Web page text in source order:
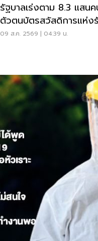
รัฐบาลเร่งตาม 8.3 แสน
ตัวตนบัตรสวัสดิการแห่ง
พลาดสิทธิ
09 ส.ค. 2569 | 04:39 น.